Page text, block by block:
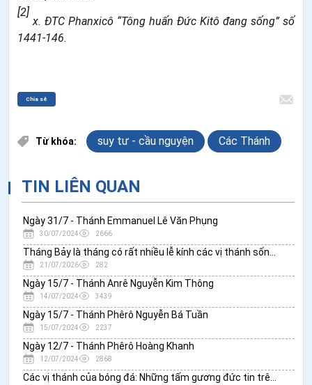
[2]
x. ĐTC Phanxicô “Tông huấn Đức Kitô đang sống” số
1441-146.
Chia sẻ
Từ khóa: suy tư - cầu nguyện Các Thánh
TIN LIÊN QUAN
Ngày 31/7 - Thánh Emmanuel Lê Văn Phụng
30/07/2024 2666
21/07/2026 282
Ngày 15/7 - Thánh Anrê Nguyễn Kim Thông
14/07/2024 3439
Ngày 15/7 - Thánh Phêrô Nguyễn Bá Tuần
15/07/2024 2237
Ngày 12/7 - Thánh Phêrô Hoàng Khanh
12/07/2024 2868